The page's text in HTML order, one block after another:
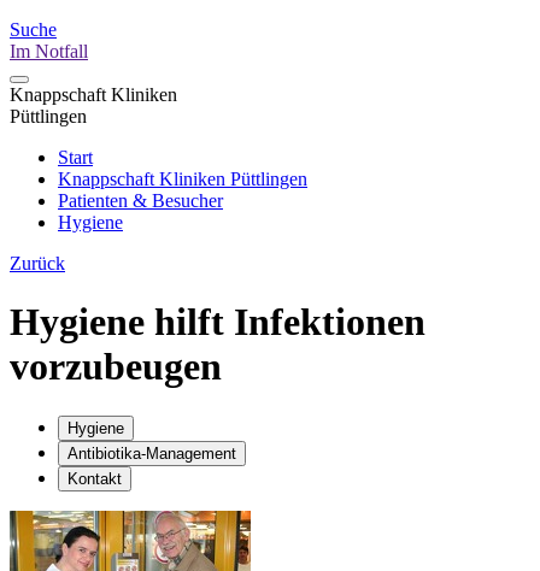
Suche
Im Notfall
Knappschaft Kliniken
Püttlingen
Start
Knappschaft Kliniken Püttlingen
Patienten & Besucher
Hygiene
Zurück
Hygiene hilft Infektionen
vorzubeugen
Hygiene
Antibiotika-Management
Kontakt